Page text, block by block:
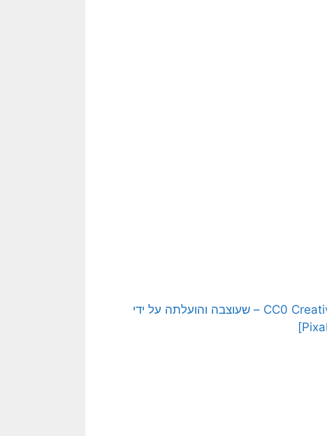
[התמונה המקורית היא תמונה חופשית – CC0 Creative Commons – שעוצבה והועלתה על ידי